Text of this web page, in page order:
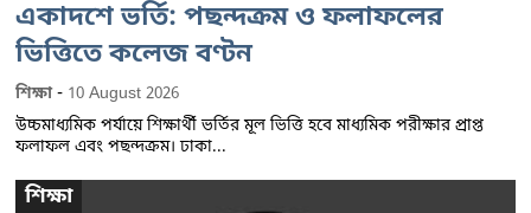
একাদশে ভর্তি: পছন্দক্রম ও ফলাফলের
ভিত্তিতে কলেজ বণ্টন
শিক্ষা- 10 August 2026
উচ্চমাধ্যমিক পর্যায়ে শিক্ষার্থী ভর্তির মূল ভিত্তি হবে মাধ্যমিক পরীক্ষার প্রাপ্ত
ফলাফল এবং পছন্দক্রম। ঢাকা...
শিক্ষা